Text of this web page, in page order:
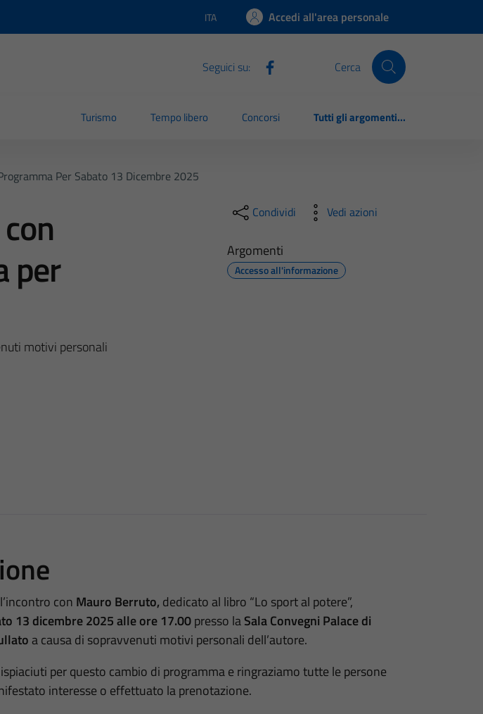
Lingua attiva:
ITA Accedi all'area personale
Seguici su: Cerca
Turismo Tempo libero Concorsi Tutti gli argomenti...
Per Sabato 13 Dicembre 2025
per
motivi personali
Condividi Vedi azioni
Argomenti
Accesso all'informazione
con Mauro Berruto, dedicato al libro “Lo sport al potere”,
13 dicembre 2025 alle ore 17.00presso laSala Convegni Palace di
a causa di sopravvenuti motivi personali dell’autore.
per questo cambio di programma e ringraziamo tutte le persone
interesse o effettuato la prenotazione.